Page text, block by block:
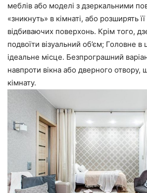
меблів або моделі з дзеркальними
«зникнуть» в кімнаті, або розширять
відбиваючих поверхонь. Крім того,
подвоїти візуальний об’єм; Головне в
ідеальне місце. Безпрограшний
навпроти вікна або дверного отвору,
кімнату.